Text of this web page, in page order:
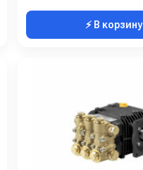
⚡ В корзину